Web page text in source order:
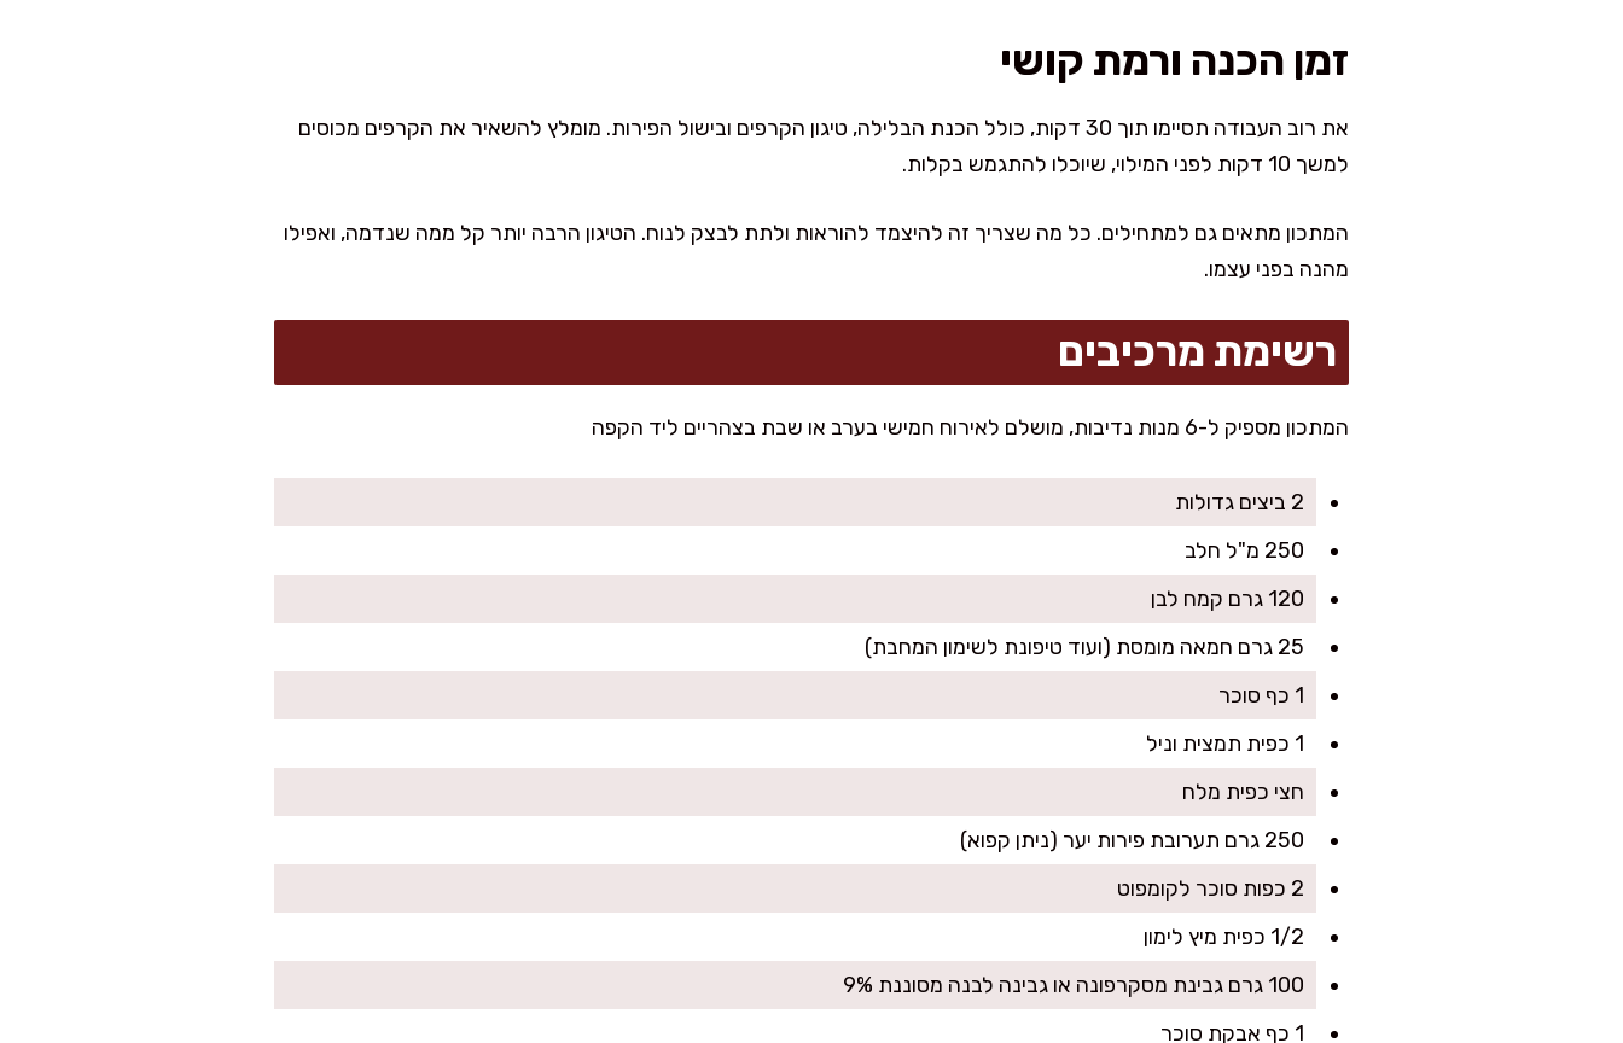
זמן הכנה ורמת קושי
את רוב העבודה תסיימו תוך 30 דקות, כולל הכנת הבלילה, טיגון הקרפים ובישול הפירות. מומלץ להשאיר את הקרפים מכוסים
למשך 10 דקות לפני המילוי, שיוכלו להתגמש בקלות.
המתכון מתאים גם למתחילים. כל מה שצריך זה להיצמד להוראות ולתת לבצק לנוח. הטיגון הרבה יותר קל ממה שנדמה, ואפילו
מהנה בפני עצמו.
רשימת מרכיבים
המתכון מספיק ל-6 מנות נדיבות, מושלם לאירוח חמישי בערב או שבת בצהריים ליד הקפה
2 ביצים גדולות
250 מ"ל חלב
120 גרם קמח לבן
25 גרם חמאה מומסת (ועוד טיפונת לשימון המחבת)
1 כף סוכר
1 כפית תמצית וניל
חצי כפית מלח
250 גרם תערובת פירות יער (ניתן קפוא)
2 כפות סוכר לקומפוט
1/2 כפית מיץ לימון
100 גרם גבינת מסקרפונה או גבינה לבנה מסוננת 9%
1 כף אבקת סוכר